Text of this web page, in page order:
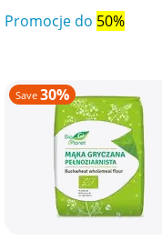
Promocje do 50%
Save 30%